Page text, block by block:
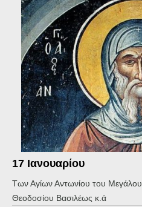
17 Ιανουαρίου
Των Αγίων Αντωνίου του
Θεοδοσίου Βασιλέως κ.ά